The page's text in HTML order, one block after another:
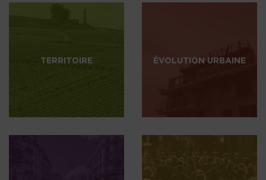
TERRITOIRE ÉVOLUTION URBAINE